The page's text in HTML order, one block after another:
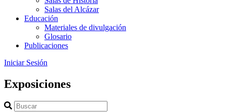
Salas del Alcázar
Educación
Materiales de divulgación
Glosario
Publicaciones
Iniciar Sesión
Exposiciones